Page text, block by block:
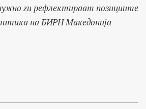
ги рефлектираат позициите
на БИРН Македонија